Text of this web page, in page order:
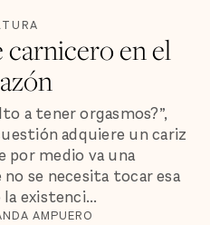
en el
a tener orgasmos?”,
adquiere un cariz
por medio va una
se necesita tocar esa
existenci...
AMPUERO